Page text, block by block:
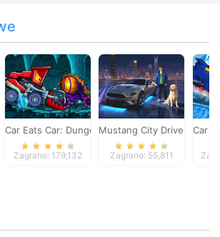
Car Eats Car: Dungeon Adventure
Zagrano: 179,132
Mustang City Driver
Zagrano: 55,811
Car